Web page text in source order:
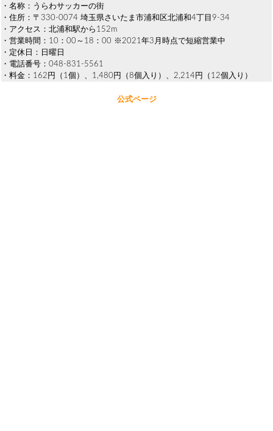
・名称：うらわサッカーの街
・住所：〒330-0074 埼玉県さいたま市浦和区北浦和4丁目9-34
・アクセス：北浦和駅から152m
・営業時間：10：00～18：00 ※2021年3月時点で短縮営業中
・定休日：日曜日
・電話番号：048-831-5561
・料金：162円（1個）、1,480円（8個入り）、2,214円（12個入り）
公式ページ